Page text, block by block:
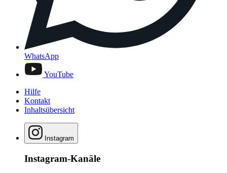
WhatsApp
YouTube
Hilfe
Kontakt
Inhaltsübersicht
Instagram
Instagram-Kanäle